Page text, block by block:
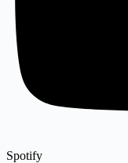
Spotify